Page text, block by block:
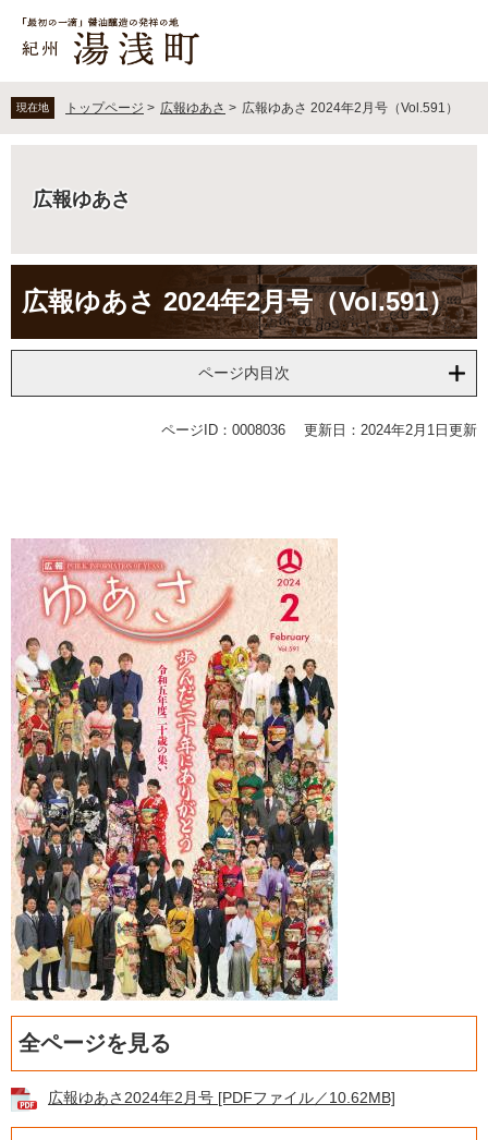
の
先
で
ー
を
ば
へ
現在地 トップページ > 広報ゆあさ > 広報ゆあさ 2024年2月号（Vol.591）
広報ゆあさ
広報ゆあさ 2024年2月号（Vol.591）
ページ内目次
ページID：0008036 更新日：2024年2月1日更新
全ページを見る
広報ゆあさ2024年2月号 [PDFファイル／10.62MB]